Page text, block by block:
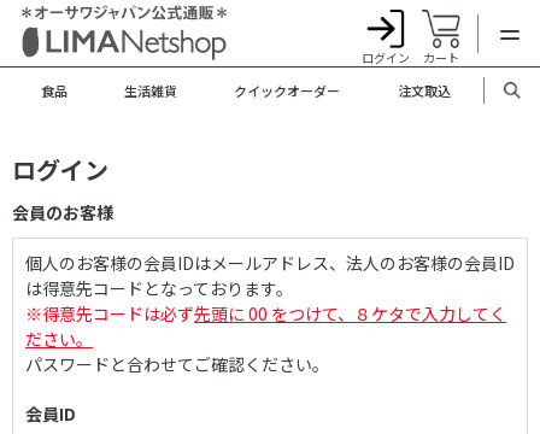
ログイン カート
食品 生活雑貨 クイックオーダー 注文取込
ログイン
会員のお客様
個人のお客様の会員IDはメールアドレス、法人のお客様の会員ID
は得意先コードとなっております。
※得意先コードは必ず先頭に 00 をつけて、８ケタで入力してく
ださい。
パスワードと合わせてご確認ください。
会員ID